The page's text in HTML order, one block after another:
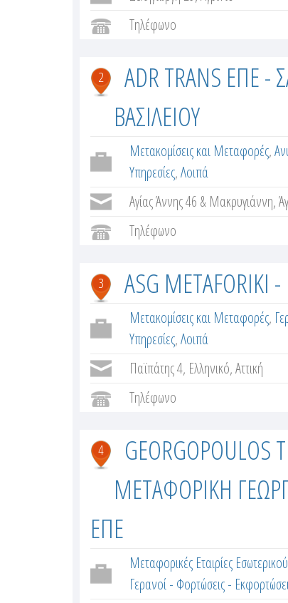
Τηλέφωνο
2
ADR TRANS ΕΠΕ
ΒΑΣΙΛΕΙΟΥ
Μετακομίσεις και Μεταφορές,
Υπηρεσίες,Λοιπά
Αγίας Άννης 46 & Μακρυγιάννη,
Τηλέφωνο
3 ASG
Μετακομίσεις και Μεταφορές,
Υπηρεσίες,Λοιπά
Παϊπάτης 4, Ελληνικό, Αττική
Τηλέφωνο
4
GEORGOPOULOS
ΜΕΤΑΦΟΡΙΚΗ
ΕΠΕ
Μεταφορικές Εταιρίες Εσωτερικού
Γερανοί - Φορτώσεις -